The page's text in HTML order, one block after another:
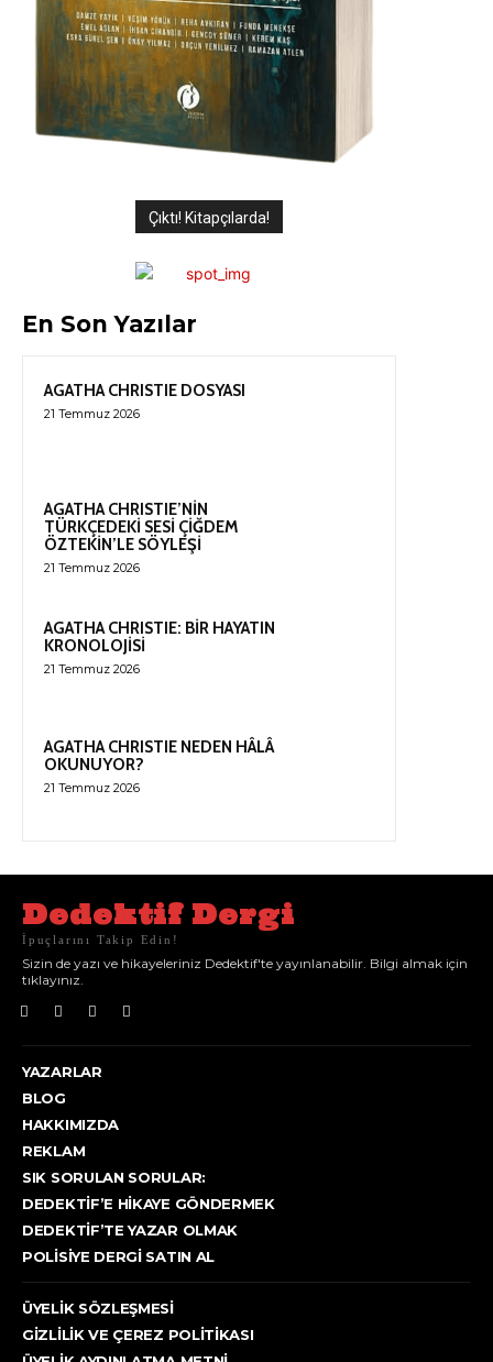
Çıktı! Kitapçılarda!
En Son Yazılar
AGATHA CHRISTIE DOSYASI
21 Temmuz 2026
AGATHA CHRISTIE’NİN
TÜRKÇEDEKİ SESİ ÇİĞDEM
ÖZTEKİN’LE SÖYLEŞİ
21 Temmuz 2026
AGATHA CHRISTIE: BİR HAYATIN
KRONOLOJİSİ
21 Temmuz 2026
AGATHA CHRISTIE NEDEN HÂLÂ
OKUNUYOR?
21 Temmuz 2026
Dedektif Dergi
İpuçlarını Takip Edin!
Sizin de yazı ve hikayeleriniz Dedektif'te yayınlanabilir. Bilgi almak için
tıklayınız.
YAZARLAR
BLOG
HAKKIMIZDA
REKLAM
SIK SORULAN SORULAR:
DEDEKTIF’E HIKAYE GÖNDERMEK
DEDEKTIF’TE YAZAR OLMAK
POLISIYE DERGI SATIN AL
ÜYELIK SÖZLEŞMESI
GIZLILIK VE ÇEREZ POLITIKASI